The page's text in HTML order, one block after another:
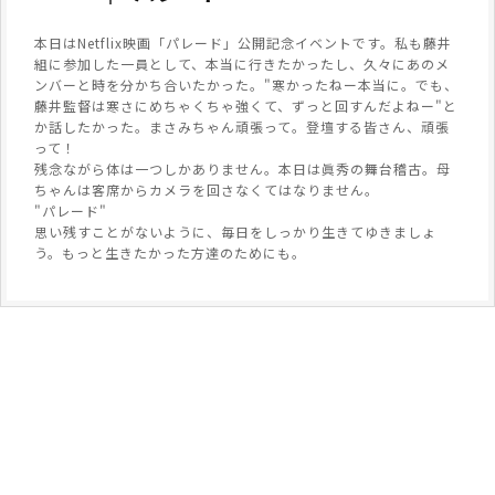
本日はNetflix映画「パレード」公開記念イベントです。私も藤井
組に参加した一員として、本当に行きたかったし、久々にあのメ
ンバーと時を分かち合いたかった。"寒かったねー本当に。でも、
藤井監督は寒さにめちゃくちゃ強くて、ずっと回すんだよねー"と
か話したかった。まさみちゃん頑張って。登壇する皆さん、頑張
って！
残念ながら体は一つしかありません。本日は眞秀の舞台稽古。母
ちゃんは客席からカメラを回さなくてはなりません。
"パレード"
思い残すことがないように、毎日をしっかり生きてゆきましょ
う。もっと生きたかった方達のためにも。